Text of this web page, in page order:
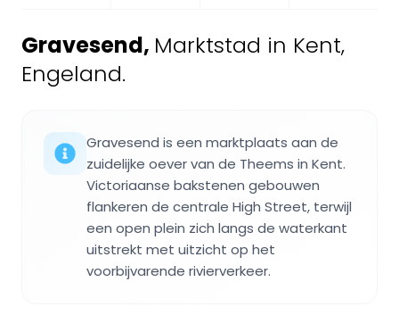
Gravesend, Marktstad in Kent,
Engeland.
Gravesend is een marktplaats aan de
zuidelijke oever van de Theems in Kent.
Victoriaanse bakstenen gebouwen
flankeren de centrale High Street, terwijl
een open plein zich langs de waterkant
uitstrekt met uitzicht op het
voorbijvarende rivierverkeer.